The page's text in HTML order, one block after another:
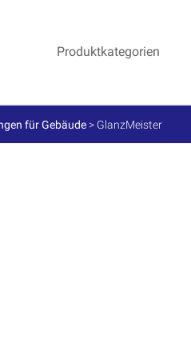
Produktkategorien
für Gebäude > GlanzMeister